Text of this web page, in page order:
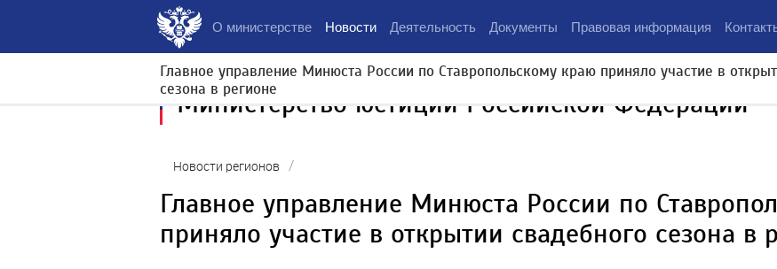
О министерстве Новости Деятельность Документы Правовая информация
Главное управление Минюста России по Ставропольскому краю приняло участие в
сезона в регионе
Министерство юстиции Российской Федерации
Новости регионов /
Главное управление Минюста России по
приняло участие в открытии свадебного сезона в